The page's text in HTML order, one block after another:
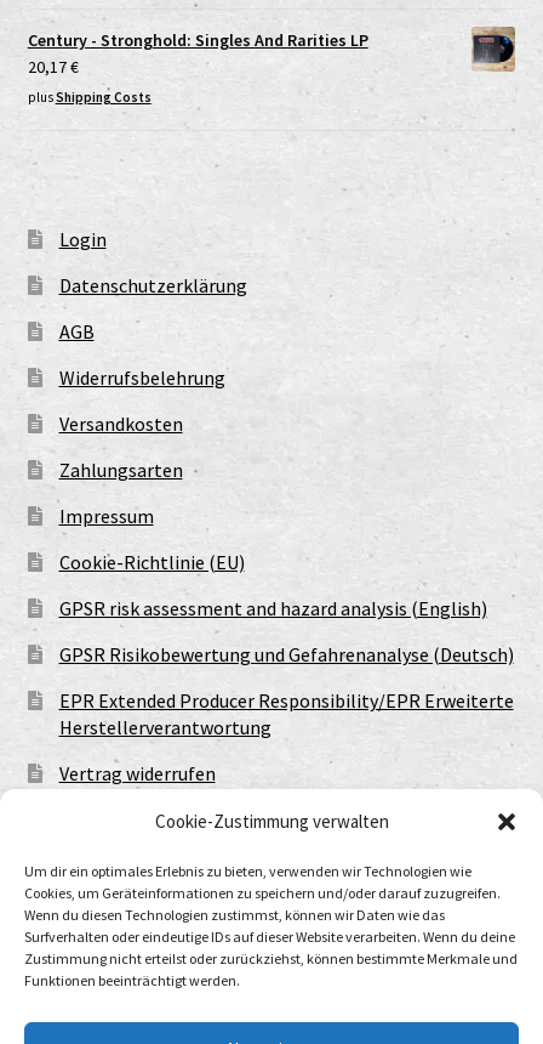
Cookie-Zustimmung verwalten
Um dir ein optimales Erlebnis zu bieten, verwenden wir Technologien wie
Cookies, um Geräteinformationen zu speichern und/oder darauf zuzugreifen.
Wenn du diesen Technologien zustimmst, können wir Daten wie das
Surfverhalten oder eindeutige IDs auf dieser Website verarbeiten. Wenn du deine
Zustimmung nicht erteilst oder zurückziehst, können bestimmte Merkmale und
Funktionen beeinträchtigt werden.
Century - Stronghold: Singles And Rarities LP
20,17€
plusShipping Costs
Login
Datenschutzerklärung
AGB
Widerrufsbelehrung
Versandkosten
Zahlungsarten
Impressum
Cookie-Richtlinie (EU)
GPSR risk assessment and hazard analysis (English)
GPSR Risikobewertung und Gefahrenanalyse (Deutsch)
EPR Extended Producer Responsibility/EPR Erweiterte
Herstellerverantwortung
Vertrag widerrufen
Datenschutzerklärung
Built with WooCommerce.